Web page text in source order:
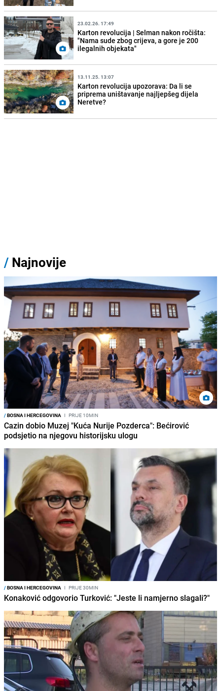
23.02.26. 17:49
Karton revolucija | Selman nakon ročišta:
"Nama sude zbog crijeva, a gore je 200
ilegalnih objekata"
13.11.25. 13:07
Karton revolucija upozorava: Da li se
priprema uništavanje najljepšeg dijela
Neretve?
/ Najnovije
/BOSNA I HERCEGOVINA I PRIJE 10MIN
Cazin dobio Muzej "Kuća Nurije Pozderca": Bećirović
podsjetio na njegovu historijsku ulogu
/BOSNA I HERCEGOVINA I PRIJE 30MIN
Konaković odgovorio Turković: "Jeste li namjerno slagali?"